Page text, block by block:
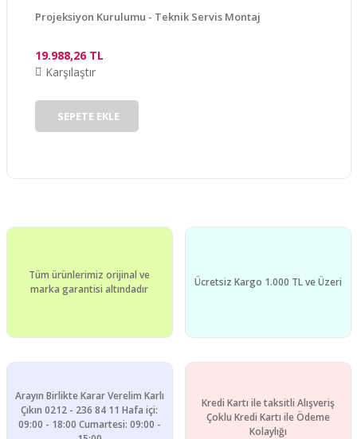
Projeksiyon Kurulumu - Teknik Servis Montaj
19.988,26 TL
Karşılaştır
SEPETE EKLE
Tüm ürünlerimiz orijinal ve
marka garantisi altındadır
Ücretsiz Kargo 1.000 TL ve Üzeri
Arayın Birlikte Karar Verelim Karlı
Çıkın 0212 - 236 84 11 Hafa içi:
09:00 - 18:00 Cumartesi: 09:00 -
Kredi Kartı ile taksitli Alışveriş
Çoklu Kredi Kartı ile Ödeme
Kolaylığı